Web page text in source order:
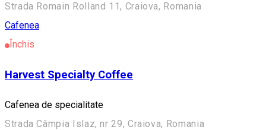
Strada Romain Rolland 11, Craiova, Romania
Cafenea
Închis
Harvest Specialty Coffee
Cafenea de specialitate
Strada Câmpia Islaz, nr 29, Craiova, Romania